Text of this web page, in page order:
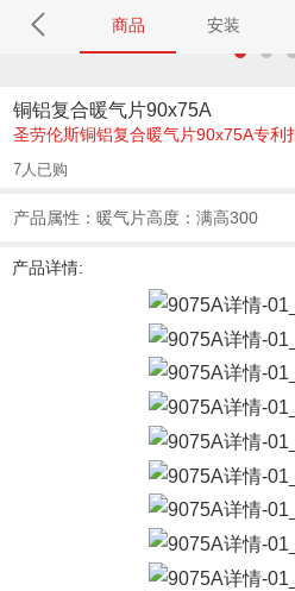
商品 安装
铜铝复合暖气片90x75A
圣劳伦斯铜铝复合暖气片90x75A专利
向，让气流呈S型轨迹运动，减少对墙
ZL201630520252.7，可选18种颜色
寸，圣劳伦斯铜铝复合暖气片20年质保
7人已购
产品属性：暖气片高度：满高300
产品详情: